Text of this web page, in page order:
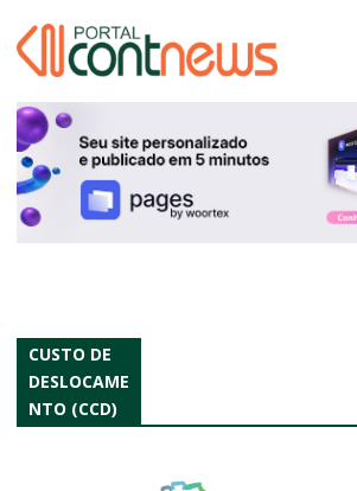
CUSTO DE
DESLOCAME
NTO (CCD)